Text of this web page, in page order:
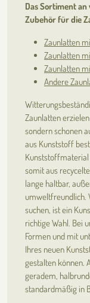
Das Sortiment
Zubehör für die
Zaunlatten
Zaunlatten
Zaunlatten
Andere
Zaunlatten
sondern schonen
aus Kunststoff
Kunststoffmaterial
somit aus
lange haltbar,
umweltfreundlich.
suchen, ist ein
richtige Wahl. Bei
Formen und mit
Ihres neuen
gestalten können.
geradem,
standardmäßig in